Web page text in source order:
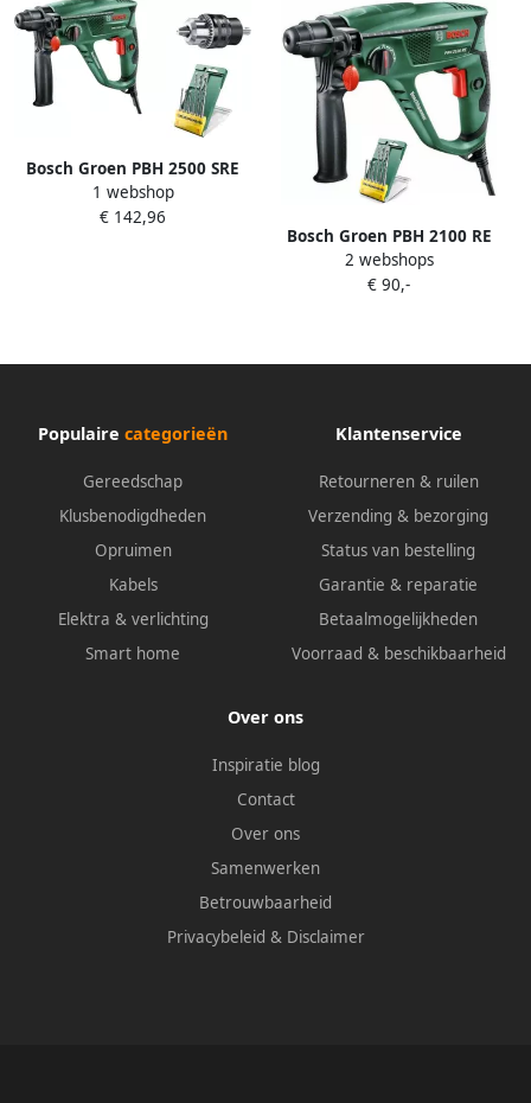
Bosch Groen PBH 2500 SRE
Boorhamer | 600w 1.9 Joule
0603344402
1 webshop
€ 142,96
Bosch Groen PBH 2100 RE
Boorhamer | + Promoline 6-
dlg SDS plus S2 set
2 webshops
€ 90,-
Populaire categorieën
Gereedschap
Klusbenodigdheden
Opruimen
Kabels
Elektra & verlichting
Smart home
Klantenservice
Retourneren & ruilen
Verzending & bezorging
Status van bestelling
Garantie & reparatie
Betaalmogelijkheden
Voorraad & beschikbaarheid
Over ons
Inspiratie blog
Contact
Over ons
Samenwerken
Betrouwbaarheid
Privacybeleid & Disclaimer